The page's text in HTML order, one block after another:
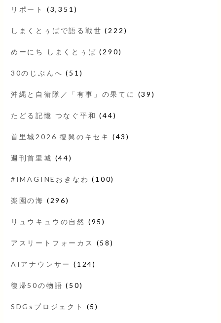
リポート (3,351)
しまくとぅばで語る戦世 (222)
めーにち しまくとぅば (290)
30のじぶんへ (51)
沖縄と自衛隊／「有事」の果てに (39)
たどる記憶 つなぐ平和 (44)
首里城2026 復興のキセキ (43)
週刊首里城 (44)
#IMAGINEおきなわ (100)
楽園の海 (296)
リュウキュウの自然 (95)
アスリートフォーカス (58)
AIアナウンサー (124)
復帰50の物語 (50)
SDGsプロジェクト (5)